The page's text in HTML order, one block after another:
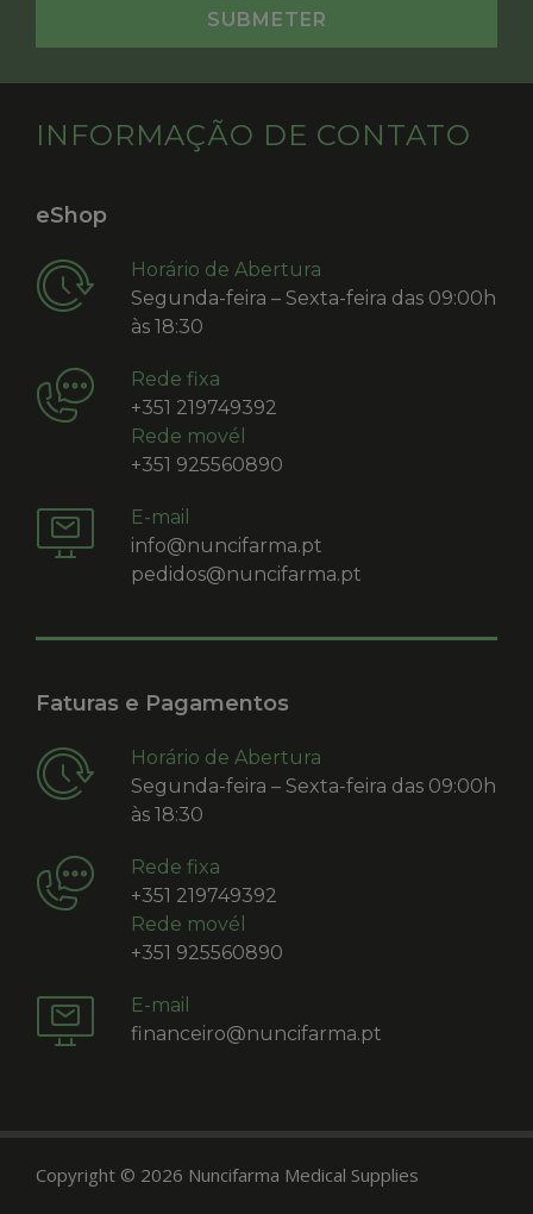
INFORMAÇÃO DE CONTATO
eShop
Horário de Abertura
Segunda-feira – Sexta-feira das 09:00h
às 18:30
Rede fixa
+351 219749392
Rede movél
+351 925560890
E-mail
info@nuncifarma.pt
pedidos@nuncifarma.pt
Faturas e Pagamentos
Horário de Abertura
Segunda-feira – Sexta-feira das 09:00h
às 18:30
Rede fixa
+351 219749392
Rede movél
+351 925560890
E-mail
financeiro@nuncifarma.pt
Copyright © 2026 Nuncifarma Medical Supplies